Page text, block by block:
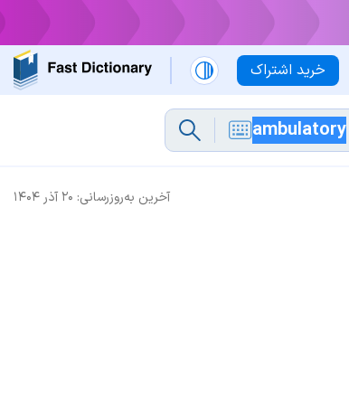
خرید اشتراک
آخرین به‌روزرسانی: ۲۰ آذر ۱۴۰۴